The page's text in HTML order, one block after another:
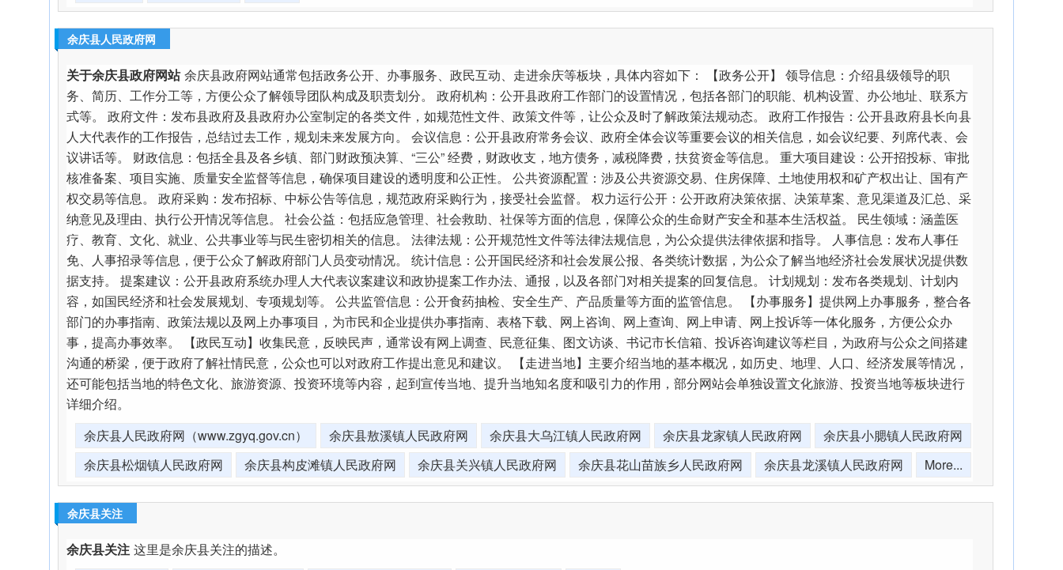
余庆县人民政府网
关于余庆县政府网站 余庆县政府网站通常包括政务公开、办事服务、政民互动、走进余庆等板块，具体内容如下： 【政务公开】 领导信息：介绍县级领导的职
务、简历、工作分工等，方便公众了解领导团队构成及职责划分。 政府机构：公开县政府工作部门的设置情况，包括各部门的职能、机构设置、办公地址、联系方
式等。 政府文件：发布县政府及县政府办公室制定的各类文件，如规范性文件、政策文件等，让公众及时了解政策法规动态。 政府工作报告：公开县政府县长向县
人大代表作的工作报告，总结过去工作，规划未来发展方向。 会议信息：公开县政府常务会议、政府全体会议等重要会议的相关信息，如会议纪要、列席代表、会
议讲话等。 财政信息：包括全县及各乡镇、部门财政预决算、“三公” 经费，财政收支，地方债务，减税降费，扶贫资金等信息。 重大项目建设：公开招投标、审批
核准备案、项目实施、质量安全监督等信息，确保项目建设的透明度和公正性。 公共资源配置：涉及公共资源交易、住房保障、土地使用权和矿产权出让、国有产
权交易等信息。 政府采购：发布招标、中标公告等信息，规范政府采购行为，接受社会监督。 权力运行公开：公开政府决策依据、决策草案、意见渠道及汇总、采
纳意见及理由、执行公开情况等信息。 社会公益：包括应急管理、社会救助、社保等方面的信息，保障公众的生命财产安全和基本生活权益。 民生领域：涵盖医
疗、教育、文化、就业、公共事业等与民生密切相关的信息。 法律法规：公开规范性文件等法律法规信息，为公众提供法律依据和指导。 人事信息：发布人事任
免、人事招录等信息，便于公众了解政府部门人员变动情况。 统计信息：公开国民经济和社会发展公报、各类统计数据，为公众了解当地经济社会发展状况提供数
据支持。 提案建议：公开县政府系统办理人大代表议案建议和政协提案工作办法、通报，以及各部门对相关提案的回复信息。 计划规划：发布各类规划、计划内
容，如国民经济和社会发展规划、专项规划等。 公共监管信息：公开食药抽检、安全生产、产品质量等方面的监管信息。 【办事服务】提供网上办事服务，整合各
部门的办事指南、政策法规以及网上办事项目，为市民和企业提供办事指南、表格下载、网上咨询、网上查询、网上申请、网上投诉等一体化服务，方便公众办
事，提高办事效率。 【政民互动】收集民意，反映民声，通常设有网上调查、民意征集、图文访谈、书记市长信箱、投诉咨询建议等栏目，为政府与公众之间搭建
沟通的桥梁，便于政府了解社情民意，公众也可以对政府工作提出意见和建议。 【走进当地】主要介绍当地的基本概况，如历史、地理、人口、经济发展等情况，
还可能包括当地的特色文化、旅游资源、投资环境等内容，起到宣传当地、提升当地知名度和吸引力的作用，部分网站会单独设置文化旅游、投资当地等板块进行
详细介绍。
余庆县人民政府网（www.zgyq.gov.cn）
余庆县敖溪镇人民政府网 余庆县大乌江镇人民政府网 余庆县龙家镇人民政府网
余庆县小腮镇人民政府网
余庆县松烟镇人民政府网
余庆县构皮滩镇人民政府网 余庆县关兴镇人民政府网 余庆县花山苗族乡人民政府网 余庆县龙溪镇人民政府网 More...
余庆县关注
余庆县关注 这里是余庆县关注的描述。